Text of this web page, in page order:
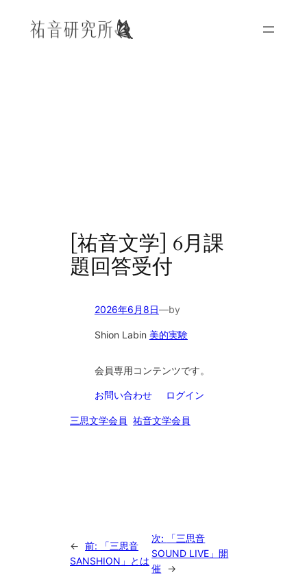
[祐音文学] 6月課
題回答受付
2026年6月8日—by
Shion Labin 美的実験
会員専用コンテンツです。
お問い合わせ ログイン
三思文学会員 祐音文学会員
← 前:
「三思音
SANSHION」とは
次:
「三思音
SOUND LIVE」開
催 →